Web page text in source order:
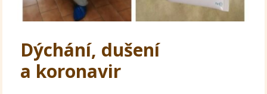
Dýchání, dušení
a koronavir